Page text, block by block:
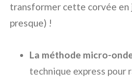
transformer cette corvée en
presque) !
La méthode micro-
technique express pour